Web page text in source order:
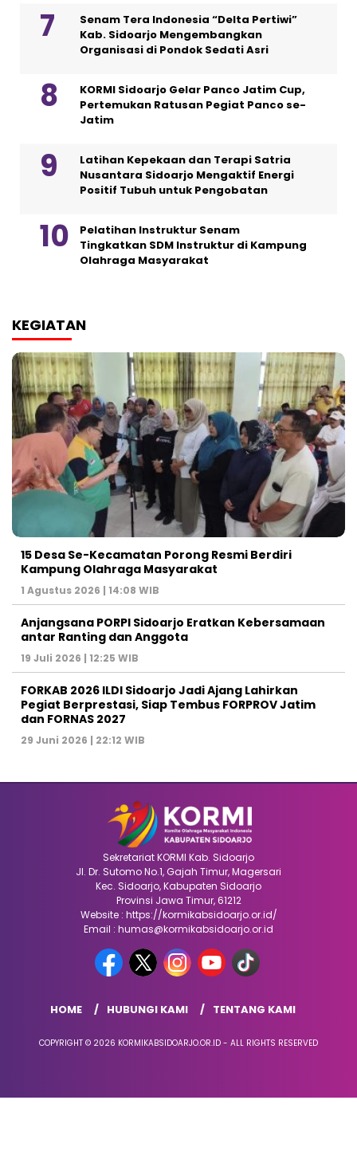
Senam Tera Indonesia “Delta Pertiwi”
Kab. Sidoarjo Mengembangkan
Organisasi di Pondok Sedati Asri
KORMI Sidoarjo Gelar Panco Jatim Cup,
Pertemukan Ratusan Pegiat Panco se-
Jatim
Latihan Kepekaan dan Terapi Satria
Nusantara Sidoarjo Mengaktif Energi
Positif Tubuh untuk Pengobatan
Pelatihan Instruktur Senam
Tingkatkan SDM Instruktur di Kampung
Olahraga Masyarakat
KEGIATAN
15 Desa Se-Kecamatan Porong Resmi Berdiri
Kampung Olahraga Masyarakat
1 Agustus 2026 | 14:08 WIB
Anjangsana PORPI Sidoarjo Eratkan Kebersamaan
antar Ranting dan Anggota
19 Juli 2026 | 12:25 WIB
FORKAB 2026 ILDI Sidoarjo Jadi Ajang Lahirkan
Pegiat Berprestasi, Siap Tembus FORPROV Jatim
dan FORNAS 2027
29 Juni 2026 | 22:12 WIB
Sekretariat KORMI Kab. Sidoarjo
Jl. Dr. Sutomo No.1, Gajah Timur, Magersari
Kec. Sidoarjo, Kabupaten Sidoarjo
Provinsi Jawa Timur, 61212
Website : https://kormikabsidoarjo.or.id/
Email : humas@kormikabsidoarjo.or.id
HOME HUBUNGI KAMI TENTANG KAMI
COPYRIGHT © 2026 KORMIKABSIDOARJO.OR.ID - ALL RIGHTS RESERVED